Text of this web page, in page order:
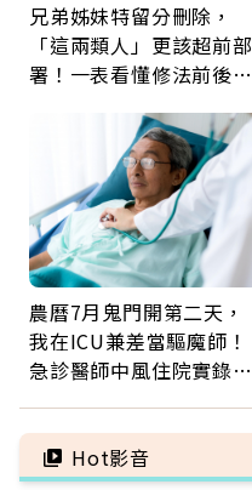
兄弟姊妹特留分刪除，
「這兩類人」更該超前部
署！一表看懂修法前後差
農曆7月鬼門開第二天，
我在ICU兼差當驅魔師！
急診醫師中風住院實錄：
Hot影音